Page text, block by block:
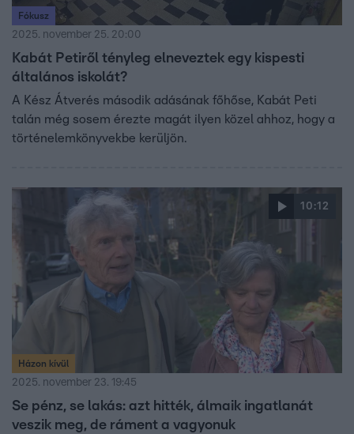
Fókusz
2025. november 25. 20:00
Kabát Petiről tényleg elneveztek egy kispesti
általános iskolát?
A Kész Átverés második adásának főhőse, Kabát Peti
talán még sosem érezte magát ilyen közel ahhoz, hogy a
történelemkönyvekbe kerüljön.
10:12
Házon kívül
2025. november 23. 19:45
Se pénz, se lakás: azt hitték, álmaik ingatlanát
veszik meg, de ráment a vagyonuk